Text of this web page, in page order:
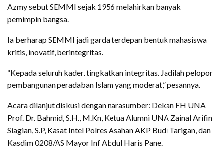
Azmy sebut SEMMI sejak 1956 melahirkan banyak
pemimpin bangsa.
Ia berharap SEMMI jadi garda terdepan bentuk mahasiswa
kritis, inovatif, berintegritas.
“Kepada seluruh kader, tingkatkan integritas. Jadilah pelopor
pembangunan peradaban Islam yang moderat,” pesannya.
Acara dilanjut diskusi dengan narasumber: Dekan FH UNA
Prof. Dr. Bahmid, S.H., M.Kn, Ketua Alumni UNA Zainal Arifin
Siagian, S.P, Kasat Intel Polres Asahan AKP Budi Tarigan, dan
Kasdim 0208/AS Mayor Inf Abdul Haris Pane.